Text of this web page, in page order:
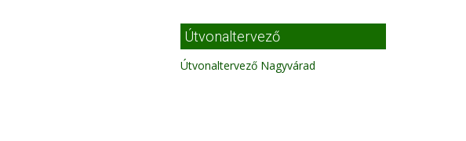
Útvonaltervező
Útvonaltervező Nagyvárad